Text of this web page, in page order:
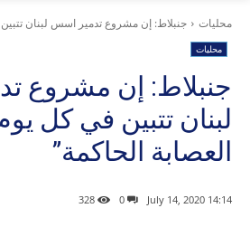
محليات جنبلاط: إن مشروع تدمير اسس لبنان
محليات
جنبلاط: إن مشروع
لبنان تتبين في كل
العصابة الحاكمة”
14:14 2020 ,July 14
0
328